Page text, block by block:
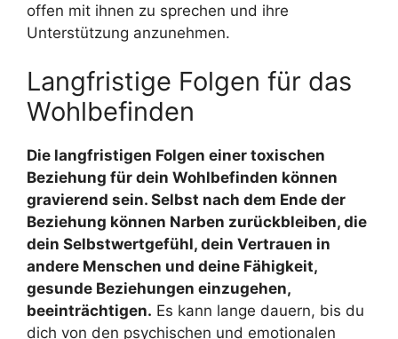
offen mit ihnen zu sprechen und ihre
Unterstützung anzunehmen.
Langfristige Folgen für das
Wohlbefinden
Die langfristigen Folgen einer toxischen
Beziehung für dein Wohlbefinden können
gravierend sein. Selbst nach dem Ende der
Beziehung können Narben zurückbleiben, die
dein Selbstwertgefühl, dein Vertrauen in
andere Menschen und deine Fähigkeit,
gesunde Beziehungen einzugehen,
beeinträchtigen. Es kann lange dauern, bis du
dich von den psychischen und emotionalen